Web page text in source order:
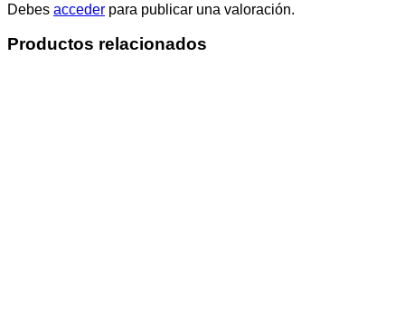
Debes acceder para publicar una valoración.
Productos relacionados